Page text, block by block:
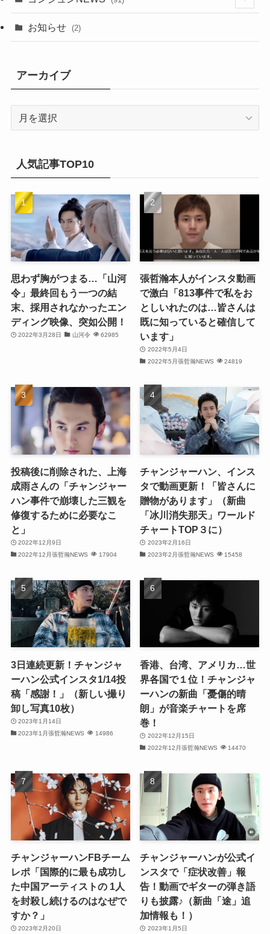
(20)
(21)
(25)
(23)
(31)
(29)
(30)
(32)
(32)
(29)
(32)
(32)
(29)
(31)
(32)
(30)
(14)
(6)
(16)
(17)
お知らせ (2)
アーカイブ
ブ
人気記事TOP10
思わず胸がつまる…「山河
令」最終回もう一つの結
末、採用されなかったエン
ディング映像、突如公開！
2022年3月28日 山河令 62985
張哲瀚本人がインスタ動画
で激白「813事件で私をお
としいれたのは…皆さんは
既に知っていると確信して
います」
2022年5月4日
2022年5月張哲瀚NEWS
24819
投稿後に削除された、上海
成雨さんの「チャンジャー
ハン事件で崩壊した三観を
修復するために必要なこ
と」
2022年12月9日
2022年12月張哲瀚NEWS
17904
チャンジャーハン、インス
タで動画更新！「皆さんに
贈物があります」（新曲
「冰川消失那天」ワールド
チャートTOP３に）
2023年2月16日
2023年2月張哲瀚NEWS
15458
3日連続更新！チャンジャ
ーハン公式インスタ1/14投
稿「感謝！」（新しい撮り
卸し写真10枚）
2023年1月14日
2023年1月張哲瀚NEWS
14986
香港、台湾、アメリカ…世
界各国で１位！チャンジャ
ーハンの新曲「憂傷的晴
朗」が音楽チャートを席
巻！
2022年12月15日
2022年12月張哲瀚NEWS
14470
チャンジャーハンFBチーム
レポ「国際的に最も成功し
た中国アーティストの 1人
を封殺し続けるのはなぜで
すか？」
2023年2月20日
チャンジャーハンが公式イ
ンスタで「症状改善」報
告！動画でギターの弾き語
りも披露♪（新曲「途」追
加情報も！）
2023年1月5日